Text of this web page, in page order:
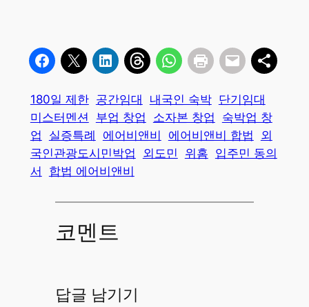
180일 제한 공간임대 내국인 숙박 단기임대
미스터멘션
부업 창업 소자본 창업
숙박업 창
업
실증특례 에어비앤비 에어비앤비 합법
외
국인관광도시민박업
외도민 위홈 입주민 동의
서
합법 에어비앤비
코멘트
답글 남기기